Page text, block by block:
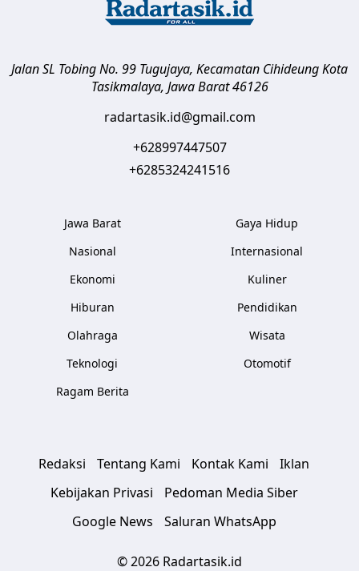
Jalan SL Tobing No. 99 Tugujaya, Kecamatan CihideungKota
Tasikmalaya, Jawa Barat 46126
radartasik.id@gmail.com
+628997447507
+6285324241516
Jawa Barat
Nasional
Ekonomi
Hiburan
Olahraga
Teknologi
Ragam Berita
Gaya Hidup
Internasional
Kuliner
Pendidikan
Wisata
Otomotif
Redaksi Tentang Kami Kontak Kami
Iklan
Kebijakan Privasi
Pedoman Media Siber
Google News
Saluran WhatsApp
© 2026 Radartasik.id